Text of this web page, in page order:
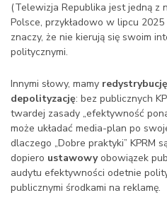
(Telewizja Republika jest jedną z
Polsce, przykładowo w lipcu 2025
znaczy, że nie kierują się swoim
politycznymi.
Innymi słowy, mamy redystrybucję
depolityzację: bez publicznych
twardej zasady „efektywność
może układać media-plan po
dlaczego „Dobre praktyki” KPRM
dopiero ustawowyobowiązek
audytu efektywności odetnie
publicznymi środkami na reklamę.